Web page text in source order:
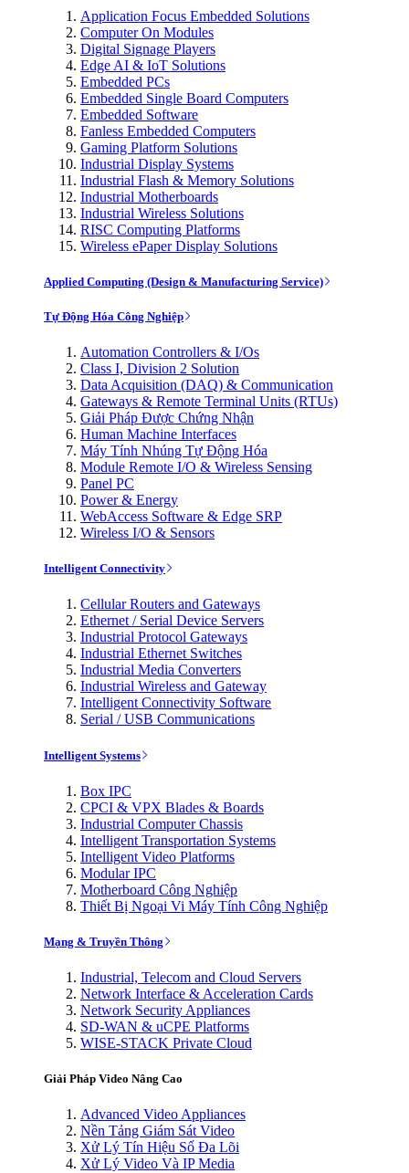
Application Focus Embedded Solutions
Computer On Modules
Digital Signage Players
Edge AI & IoT Solutions
Embedded PCs
Embedded Single Board Computers
Embedded Software
Fanless Embedded Computers
Gaming Platform Solutions
Industrial Display Systems
Industrial Flash & Memory Solutions
Industrial Motherboards
Industrial Wireless Solutions
RISC Computing Platforms
Wireless ePaper Display Solutions
Applied Computing (Design & Manufacturing Service)
Tự Động Hóa Công Nghiệp
Automation Controllers & I/Os
Class I, Division 2 Solution
Data Acquisition (DAQ) & Communication
Gateways & Remote Terminal Units (RTUs)
Giải Pháp Được Chứng Nhận
Human Machine Interfaces
Máy Tính Nhúng Tự Động Hóa
Module Remote I/O & Wireless Sensing
Panel PC
Power & Energy
WebAccess Software & Edge SRP
Wireless I/O & Sensors
Intelligent Connectivity
Cellular Routers and Gateways
Ethernet / Serial Device Servers
Industrial Protocol Gateways
Industrial Ethernet Switches
Industrial Media Converters
Industrial Wireless and Gateway
Intelligent Connectivity Software
Serial / USB Communications
Intelligent Systems
Box IPC
CPCI & VPX Blades & Boards
Industrial Computer Chassis
Intelligent Transportation Systems
Intelligent Video Platforms
Modular IPC
Motherboard Công Nghiệp
Thiết Bị Ngoại Vi Máy Tính Công Nghiệp
Mạng & Truyền Thông
Industrial, Telecom and Cloud Servers
Network Interface & Acceleration Cards
Network Security Appliances
SD-WAN & uCPE Platforms
WISE-STACK Private Cloud
Giải Pháp Video Nâng Cao
Advanced Video Appliances
Nền Tảng Giám Sát Video
Xử Lý Tín Hiệu Số Đa Lõi
Xử Lý Video Và IP Media